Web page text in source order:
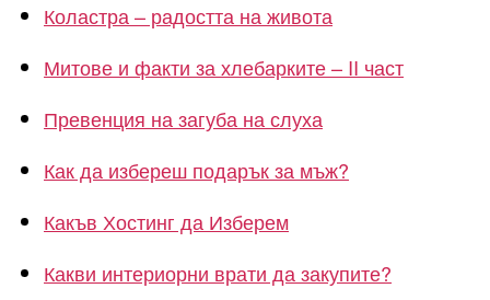
Коластра – радостта на живота
Митове и факти за хлебарките – II част
Превенция на загуба на слуха
Как да избереш подарък за мъж?
Какъв Хостинг да Изберем
Какви интериорни врати да закупите?